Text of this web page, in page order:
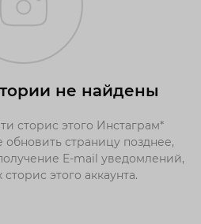
не найдены
сторис этого Инстаграм*
обновить страницу позднее,
E-mail уведомлений,
этого аккаунта.